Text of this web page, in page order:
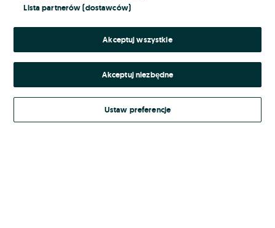
Kontynuując za pośrednictwem jednego z dostawców wskazanych powyżej,
Regulamin serwisu OLX.pl w jego aktualnym brzmieniu.
Lista partnerów (dostawców)
Akceptuj wszystkie
Akceptuj niezbędne
Ustaw preferencje